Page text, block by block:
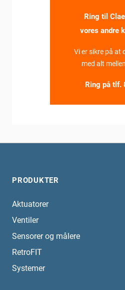
Ring til
vores andre
Vi er sikre på at
med alt
Ring på tlf.
PRODUKTER
Aktuatorer
Ventiler
Sensorer og målere
RetroFIT
Systemer